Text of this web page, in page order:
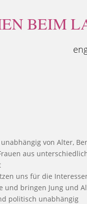
BEIM
von Alter,
aus
uns für die
und bringen Jung und
politisch unabhängig